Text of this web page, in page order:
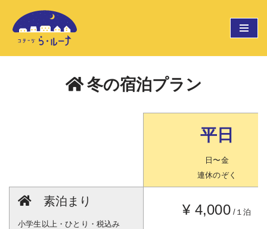
コ
冬の宿泊プラン
平日
日〜金
連休のぞく
素泊まり
小学生以上・ひとり・税込み
¥ 4,000/１泊